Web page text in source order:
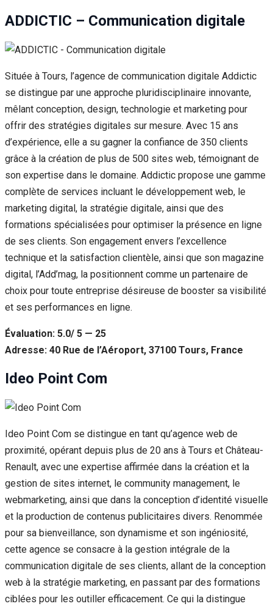
ADDICTIC – Communication digitale
Située à Tours, l’agence de communication digitale Addictic
se distingue par une approche pluridisciplinaire innovante,
mêlant conception, design, technologie et marketing pour
offrir des stratégies digitales sur mesure. Avec 15 ans
d’expérience, elle a su gagner la confiance de 350 clients
grâce à la création de plus de 500 sites web, témoignant de
son expertise dans le domaine. Addictic propose une gamme
complète de services incluant le développement web, le
marketing digital, la stratégie digitale, ainsi que des
formations spécialisées pour optimiser la présence en ligne
de ses clients. Son engagement envers l’excellence
technique et la satisfaction clientèle, ainsi que son magazine
digital, l’Add’mag, la positionnent comme un partenaire de
choix pour toute entreprise désireuse de booster sa visibilité
et ses performances en ligne.
Évaluation: 5.0/ 5 — 25
Adresse: 40 Rue de l’Aéroport, 37100 Tours, France
Ideo Point Com
Ideo Point Com se distingue en tant qu’agence web de
proximité, opérant depuis plus de 20 ans à Tours et Château-
Renault, avec une expertise affirmée dans la création et la
gestion de sites internet, le community management, le
webmarketing, ainsi que dans la conception d’identité visuelle
et la production de contenus publicitaires divers. Renommée
pour sa bienveillance, son dynamisme et son ingéniosité,
cette agence se consacre à la gestion intégrale de la
communication digitale de ses clients, allant de la conception
web à la stratégie marketing, en passant par des formations
ciblées pour les outiller efficacement. Ce qui la distingue